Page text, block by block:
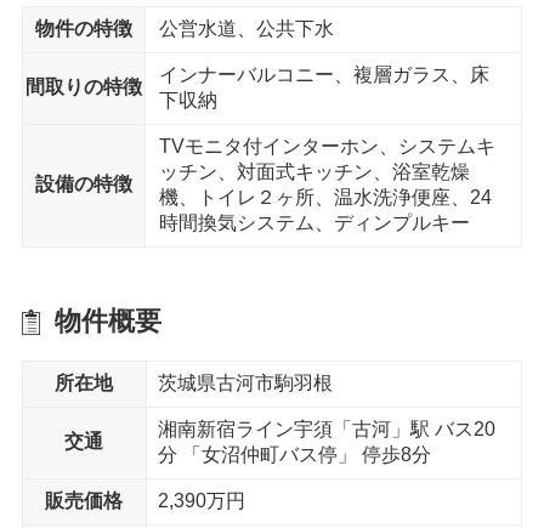
保育園
えがお保育園 まで10分
公園
ネーブルパーク まで12分
物件の特徴 公営水道、公共下水
間取りの特徴
インナーバルコニー、複層ガラス、床
下収納
設備の特徴
TVモニタ付インターホン、システムキ
ッチン、対面式キッチン、浴室乾燥
機、トイレ２ヶ所、温水洗浄便座、24
時間換気システム、ディンプルキー
物件概要
所在地 茨城県古河市駒羽根
交通
湘南新宿ライン宇須「古河」駅 バス20
分 「女沼仲町バス停」 停歩8分
販売価格 2,390万円